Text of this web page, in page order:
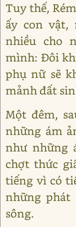
Tuy thế,
ấy con vật,
nhiều cho
mình: Đôi
phụ nữ sẽ
mảnh đất
Một đêm,
những ám
như những
chợt thức
tiếng vì có
những phát
sông.